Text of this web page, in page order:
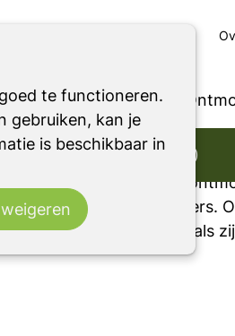
te functioneren.
gebruiken, kan je
is beschikbaar in
Ondersteuning
Ondersteuning (Wmo)
(Zutphen)
(Wmo)
is een laagdrempelige
en mantelzorgers.
kan een zorgptofessionals